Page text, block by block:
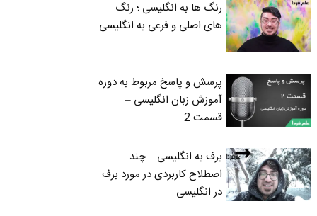
رنگ ها به انگلیسی ؛ رنگ
های اصلی و فرعی به انگلیسی
پرسش و پاسخ مربوط به دوره
آموزش زبان انگلیسی –
قسمت 2
برف به انگلیسی – چند
اصطلاح کاربردی در مورد برف
در انگلیسی